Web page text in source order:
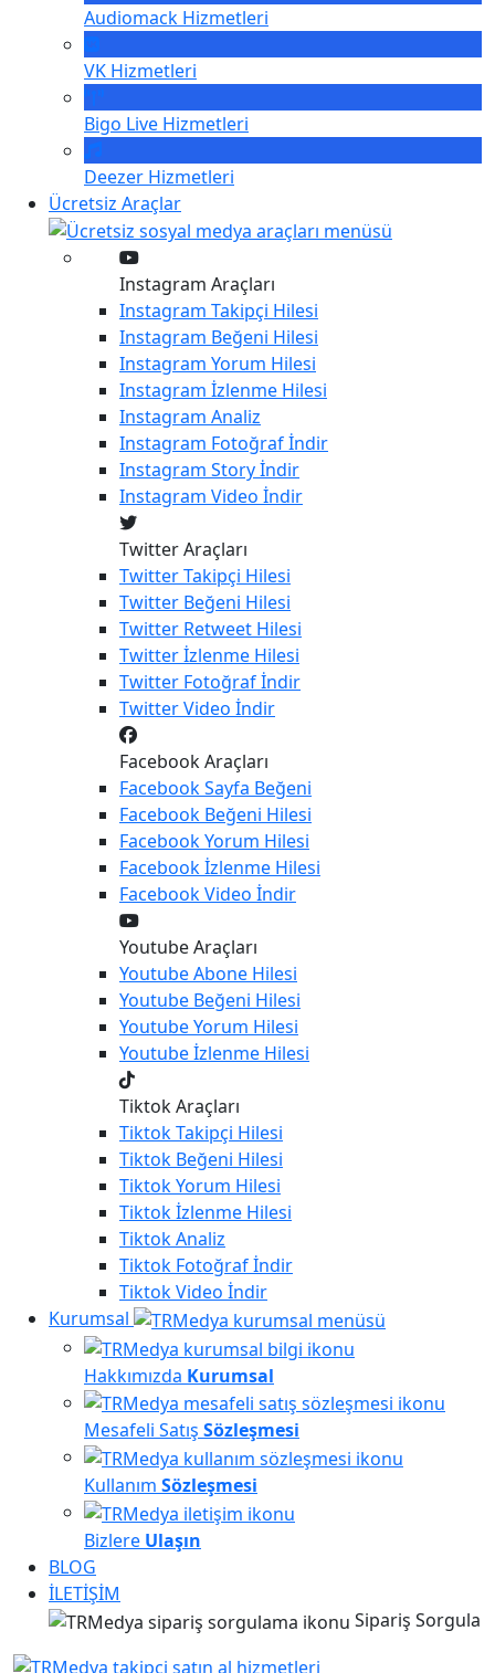
Audiomack Hizmetleri
VK Hizmetleri
Bigo Live Hizmetleri
Deezer Hizmetleri
Ücretsiz Araçlar
Instagram Araçları
Instagram Takipçi Hilesi
Instagram Beğeni Hilesi
Instagram Yorum Hilesi
Instagram İzlenme Hilesi
Instagram Analiz
Instagram Fotoğraf İndir
Instagram Story İndir
Instagram Video İndir
Twitter Araçları
TwitterTakipçi Hilesi
Twitter Beğeni Hilesi
Twitter Retweet Hilesi
Twitterİzlenme Hilesi
Twitter Fotoğraf İndir
TwitterVideo İndir
Facebook Araçları
FacebookSayfa Beğeni
Facebook Beğeni Hilesi
FacebookYorum Hilesi
Facebookİzlenme Hilesi
FacebookVideo İndir
Youtube Araçları
YoutubeAbone Hilesi
Youtube Beğeni Hilesi
YoutubeYorum Hilesi
Youtubeİzlenme Hilesi
Tiktok Araçları
TiktokTakipçi Hilesi
Tiktok Beğeni Hilesi
TiktokYorum Hilesi
Tiktokİzlenme Hilesi
TiktokAnaliz
Tiktok Fotoğraf İndir
TiktokVideo İndir
Kurumsal
Hakkımızda Kurumsal
Mesafeli Satış Sözleşmesi
Kullanım Sözleşmesi
Bizlere Ulaşın
BLOG
İLETİŞİM
Sipariş Sorgula